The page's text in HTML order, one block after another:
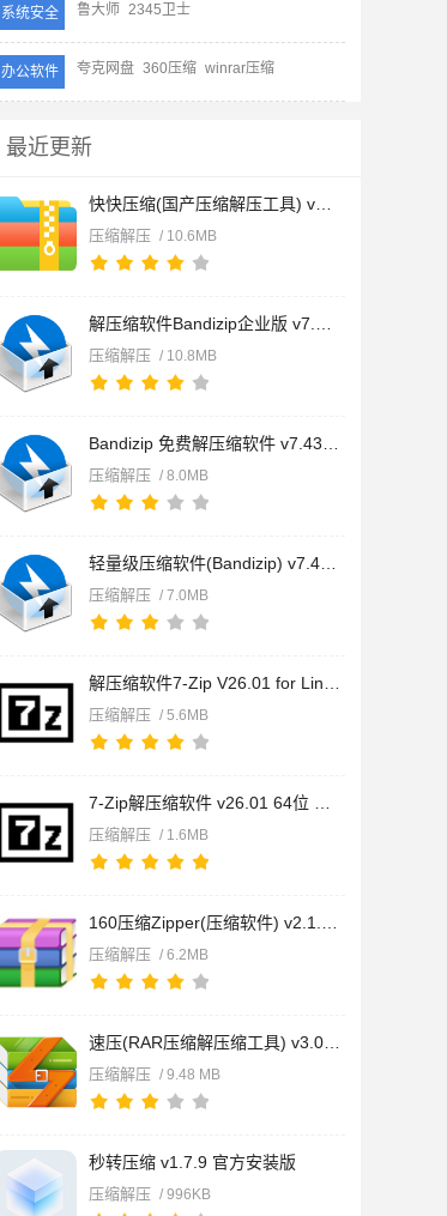
系统安全 鲁大师 2345卫士
办公软件 夸克网盘 360压缩 winrar压缩
最近更新
压缩解压 / 10.6MB
压缩解压 / 10.8MB
压缩解压 / 8.0MB
压缩解压 / 7.0MB
压缩解压 / 5.6MB
压缩解压 / 1.6MB
压缩解压 / 6.2MB
压缩解压 / 9.48 MB
秒转压缩 v1.7.9 官方安装版
压缩解压 / 996KB